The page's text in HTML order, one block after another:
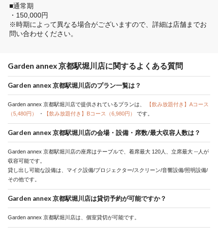
■通常期
・150,000円
※時期によって異なる場合がございますので、詳細は店舗までお
問い合わせください。
Garden annex 京都駅堀川店に関するよくある質問
Garden annex 京都駅堀川店のプラン一覧は？
Garden annex 京都駅堀川店で提供されているプランは、
【飲み放題付き】Aコース
（5,480円）
・ 【飲み放題付き】Bコース（6,980円） です。
Garden annex 京都駅堀川店の会場・設備・席数/最大収容人数は？
Garden annex 京都駅堀川店の座席はテーブルで、着席最大 120人、立席最大 --人が
収容可能です。
貸し出し可能な設備は、マイク設備/プロジェクター/スクリーン/音響設備/照明設備/
その他です。
Garden annex 京都駅堀川店は貸切予約が可能ですか？
Garden annex 京都駅堀川店は、個室貸切が可能です。